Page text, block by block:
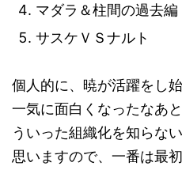
マダラ＆柱間の過去編
サスケＶＳナルト
個人的に、暁が活躍をし
一気に面白くなったなあ
ういった組織化を知らな
思いますので、一番は最